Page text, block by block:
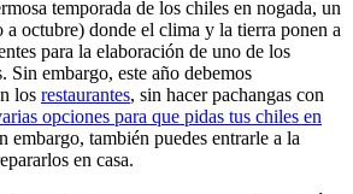
temporada de los chiles en nogada, un
a octubre) donde el clima y la tierra ponen a
para la elaboración de uno de los
Sin embargo, este año debemos
los restaurantes, sin hacer pachangas con
opciones para que pidas tus chiles en
embargo, también puedes entrarle a la
en casa.